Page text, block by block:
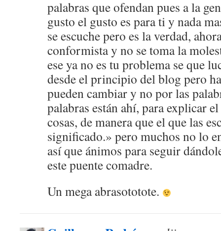
palabras que ofendan pues a la
gusto el gusto es para ti y nada
se escuche pero es la verdad,
conformista y no se toma la
ese ya no es tu problema se que
desde el principio del blog pero
pueden cambiar y no por las
palabras están ahí, para explicar
cosas, de manera que el que las
significado.» pero muchos no lo
así que ánimos para seguir
este puente comadre.
Un mega abrasototote.